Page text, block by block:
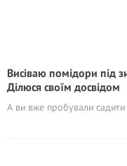
Висіваю помідори під
Ділюся своїм досвідом
А ви вже пробували